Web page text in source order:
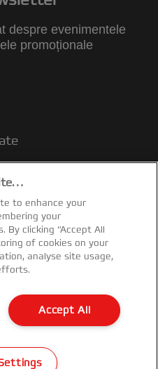
despre evenimentele
promoționale
to enhance your
your
By clicking “Accept All
of cookies on your
analyse site usage,
Accept All